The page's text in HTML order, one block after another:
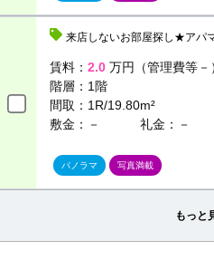
来店しないお部屋探し★アパ
賃料： 2.0 万円（管理費等－
階層： 1階
間取： 1R/19.80m²
敷金：－
礼金：－
パノラマ 写真満載
もっと